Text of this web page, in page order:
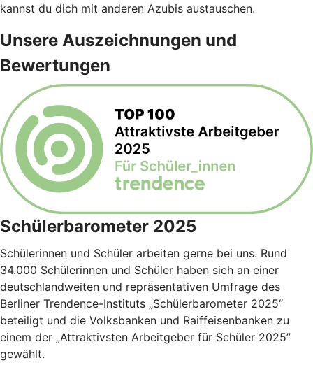
kannst du dich mit anderen Azubis austauschen.
Unsere Auszeichnungen und
Bewertungen
Schülerbarometer 2025
Schülerinnen und Schüler arbeiten gerne bei uns. Rund
34.000 Schülerinnen und Schüler haben sich an einer
deutschlandweiten und repräsentativen Umfrage des
Berliner Trendence-Instituts „Schülerbarometer 2025“
beteiligt und die Volksbanken und Raiffeisenbanken zu
einem der „Attraktivsten Arbeitgeber für Schüler 2025”
gewählt.